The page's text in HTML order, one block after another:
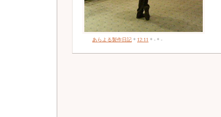
あらよる製作日記 * 12:11 * - * -